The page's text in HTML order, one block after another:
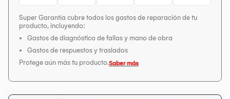
Super Garantía cubre todos los gastos de reparación de tu
producto, incluyendo:
Gastos de diagnóstico de fallas y mano de obra
Gastos de respuestos y traslados
Protege aún más tu producto.
Saber más